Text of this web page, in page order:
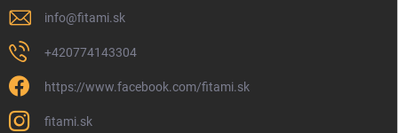
info@fitami.sk
+420774143304
https://www.facebook.com/fitami.sk
fitami.sk